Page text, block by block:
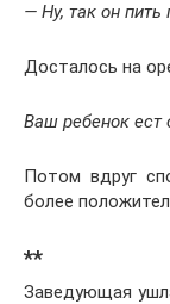
— Ну, так он пить
Досталось на
Ваш ребенок ест
Потом вдруг
более
**
Заведующая